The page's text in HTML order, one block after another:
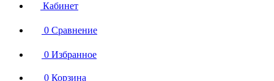
Кабинет
0 Сравнение
0 Избранное
0 Корзина